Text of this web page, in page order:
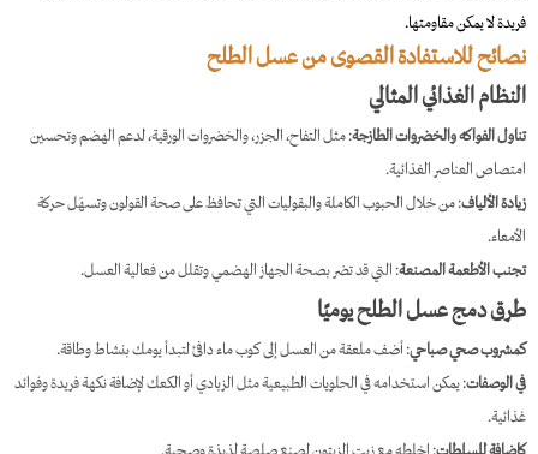
فريدة لا يمكن مقاومتها.
نصائح للاستفادة القصوى من عسل الطلح
النظام الغذائي المثالي
تناول الفواكه والخضروات الطازجة: مثل التفاح، الجزر، والخضروات الورقية، لدعم الهضم وتحسين
امتصاص العناصر الغذائية.
زيادة الألياف: من خلال الحبوب الكاملة والبقوليات التي تحافظ على صحة القولون وتسهّل حركة
الأمعاء.
تجنب الأطعمة المصنعة: التي قد تضر بصحة الجهاز الهضمي وتقلل من فعالية العسل.
طرق دمج عسل الطلح يوميًا
كمشروب صحي صباحي: أضف ملعقة من العسل إلى كوب ماء دافئ لتبدأ يومك بنشاط وطاقة.
في الوصفات: يمكن استخدامه في الحلويات الطبيعية مثل الزبادي أو الكعك لإضافة نكهة فريدة وفوائد
غذائية.
كإضافة للسلطات: اخلطه مع زيت الزيتون لصنع صلصة لذيذة وصحية.